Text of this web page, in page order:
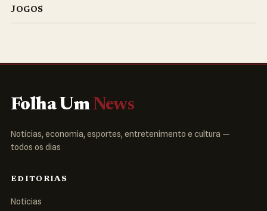
JOGOS
Folha Um News
Notícias, economia, esportes, entretenimento e cultura —
todos os dias
EDITORIAS
Notícias